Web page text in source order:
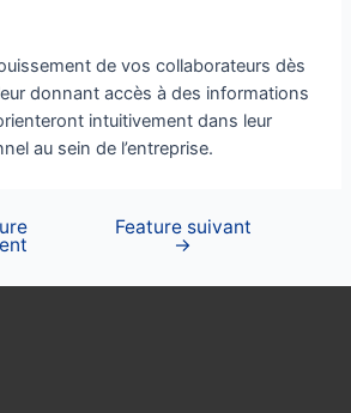
de vos collaborateurs dès
donnant accès à des informations
intuitivement dans leur
au sein de l’entreprise.
Feature suivant
→